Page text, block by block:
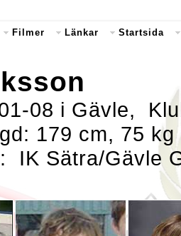
Filmer Länkar Startsida
08 i Gävle,
179 cm, 75 kg
IK Sätra/Gävle